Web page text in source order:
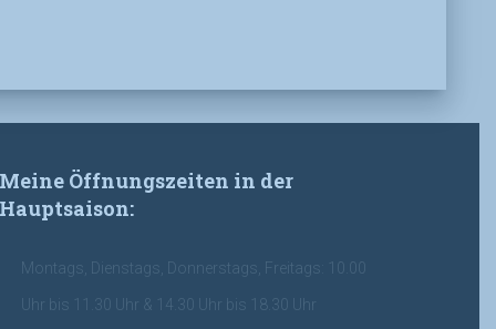
Meine Öffnungszeiten in der
Hauptsaison:
Montags, Dienstags, Donnerstags, Freitags: 10.00
Uhr bis 11.30 Uhr & 14.30 Uhr bis 18.30 Uhr